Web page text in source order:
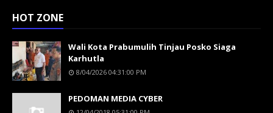
HOT ZONE
Wali Kota Prabumulih Tinjau Posko Siaga
Karhutla
8/04/2026 04:31:00 PM
PEDOMAN MEDIA CYBER